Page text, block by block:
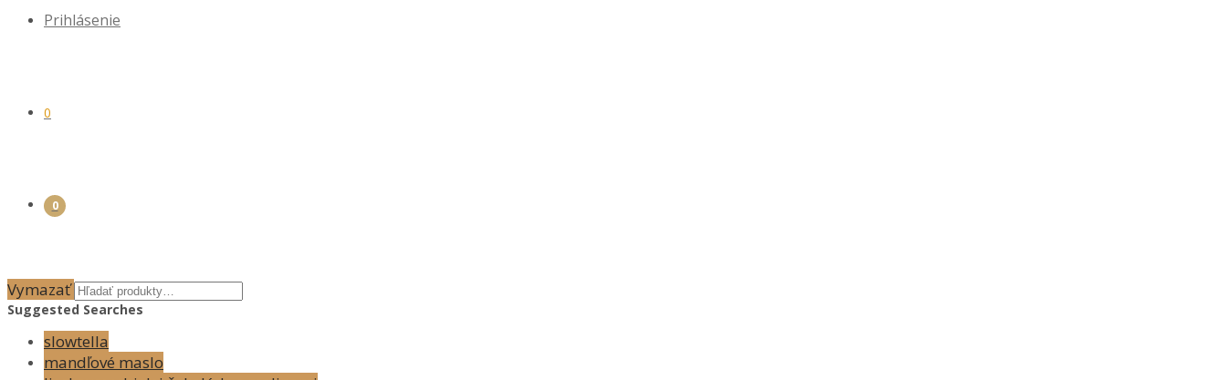
Prihlásenie
0
0
Vymazať
Suggested Searches
slowtella
mandľové maslo